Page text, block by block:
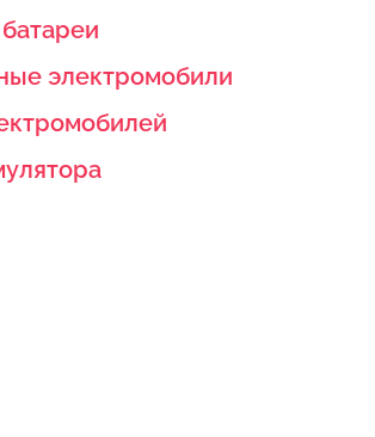
электромобили